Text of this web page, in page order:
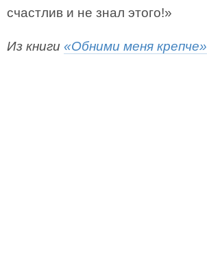
счастлив и не знал этого!»
Из книги «Обними меня крепче»